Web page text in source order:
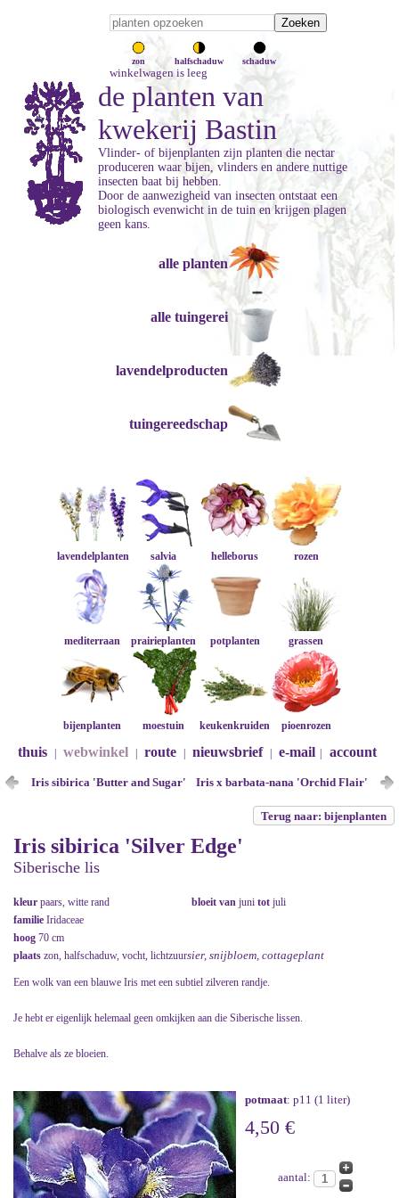
zon halfschaduw schaduw
winkelwagen is leeg
de planten van
kwekerij Bastin
Vlinder- of bijenplanten zijn planten die nectar
produceren waar bijen, vlinders en andere nuttige
insecten baat bij hebben.
Door de aanwezigheid van insecten ontstaat een
biologisch evenwicht in de tuin en krijgen plagen
geen kans.
alle planten
alle tuingerei
lavendelproducten
tuingereedschap
lavendelplanten salvia helleborus rozen
mediterraan prairieplanten potplanten grassen
bijenplanten moestuin keukenkruiden pioenrozen
thuis webwinkel route nieuwsbrief e-mail account
Iris sibirica 'Butter and Sugar' Iris x barbata-nana 'Orchid Flair'
Terug naar: bijenplanten
Iris sibirica 'Silver Edge'
Siberische lis
kleur paars, witte rand bloeit van juni tot juli
familie Iridaceae
hoog 70 cm
plaats zon, halfschaduw, vocht, lichtzuursier, snijbloem, cottageplant
Een wolk van een blauwe Iris met een subtiel zilveren randje.
Je hebt er eigenlijk helemaal geen omkijken aan die Siberische lissen.
Behalve als ze bloeien.
potmaat: p11 (1 liter)
4,50 €
aantal: